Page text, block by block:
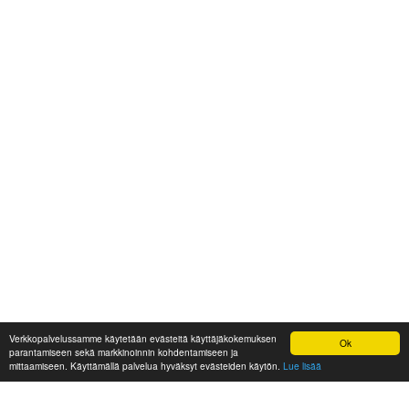
Ok
Verkkopalvelussamme käytetään evästeitä käyttäjäkokemuksen
parantamiseen sekä markkinoinnin kohdentamiseen ja
mittaamiseen. Käyttämällä palvelua hyväksyt evästeiden käytön. Lue lisää